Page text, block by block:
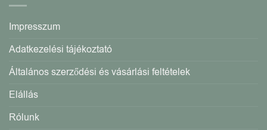
Impresszum
Adatkezelési tájékoztató
Általános szerződési és vásárlási feltételek
Elállás
Rólunk